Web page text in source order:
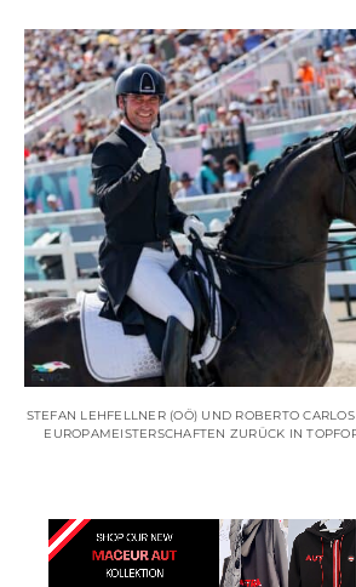
STEFAN LEHFELLNER (OÖ) UND ROBERTO
EUROPAMEISTERSCHAFTEN ZURÜCK IN